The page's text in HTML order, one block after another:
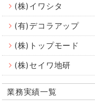
(株)イワシタ
(有)デコラアップ
(株)トップモード
(株)セイワ地研
業務実績一覧